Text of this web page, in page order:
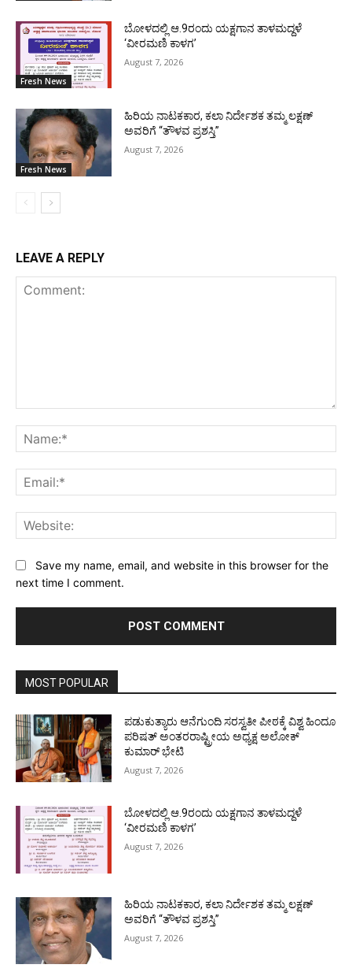
Fresh News
ಬೋಳದಲ್ಲಿ ಆ.9ರಂದು ಯಕ್ಷಗಾನ ತಾಳಮದ್ದಳೆ
‘ವೀರಮಣಿ ಕಾಳಗ’
August 7, 2026
Fresh News
ಹಿರಿಯ ನಾಟಕಕಾರ, ಕಲಾ ನಿರ್ದೇಶಕ ತಮ್ಮ ಲಕ್ಷಣ್
ಅವರಿಗೆ “ತೌಳವ ಪ್ರಶಸ್ತಿ”
August 7, 2026
LEAVE A REPLY
Save my name, email, and website in this browser for the
next time I comment.
MOST POPULAR
ಪಡುಕುತ್ಯಾರು ಆನೆಗುಂದಿ ಸರಸ್ವತೀ ಪೀಠಕ್ಕೆ ವಿಶ್ವ ಹಿಂದೂ
ಪರಿಷತ್ ಅಂತರರಾಷ್ಟ್ರೀಯ ಅಧ್ಯಕ್ಷ ಅಲೋಕ್
ಕುಮಾರ್ ಭೇಟಿ
August 7, 2026
ಬೋಳದಲ್ಲಿ ಆ.9ರಂದು ಯಕ್ಷಗಾನ ತಾಳಮದ್ದಳೆ
‘ವೀರಮಣಿ ಕಾಳಗ’
August 7, 2026
ಹಿರಿಯ ನಾಟಕಕಾರ, ಕಲಾ ನಿರ್ದೇಶಕ ತಮ್ಮ ಲಕ್ಷಣ್
ಅವರಿಗೆ “ತೌಳವ ಪ್ರಶಸ್ತಿ”
August 7, 2026